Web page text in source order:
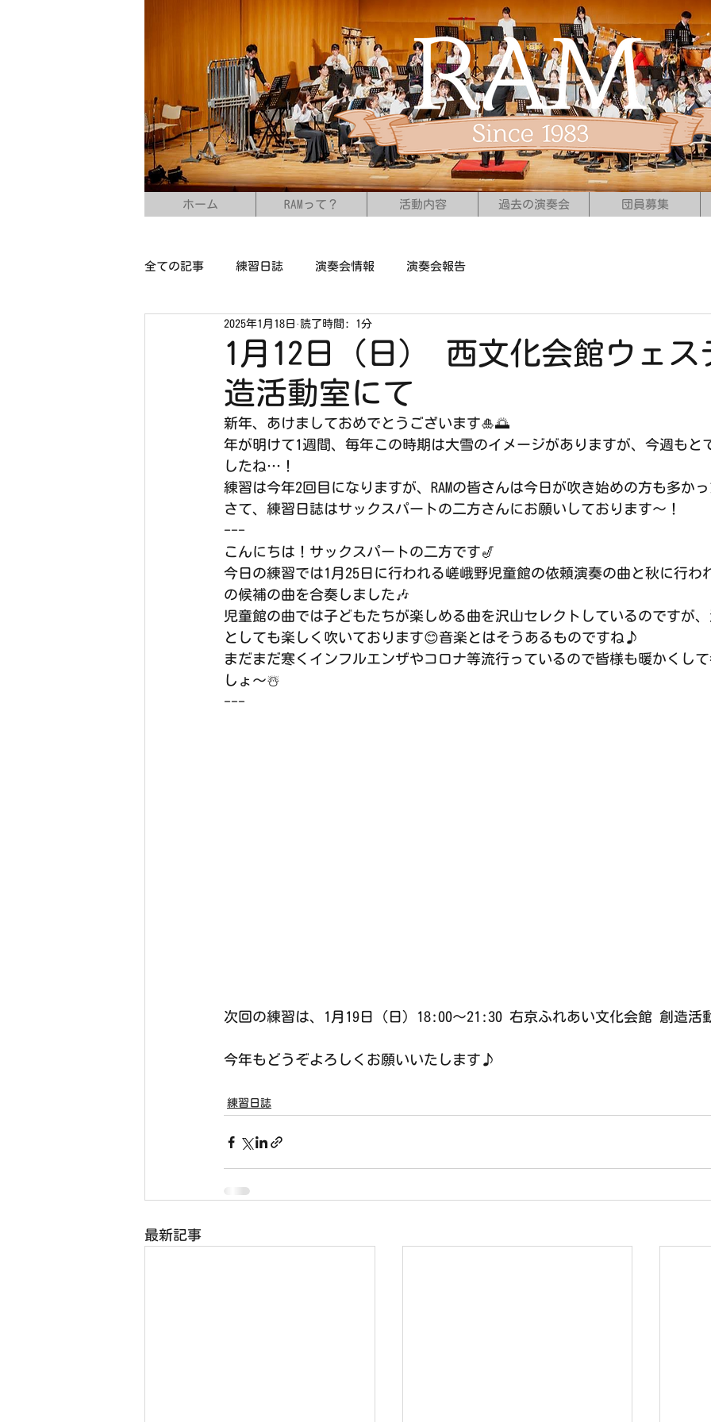
ホーム RAMって？ 活動内容 過去の演奏会 団員募集
全ての記事 練習日誌 演奏会情報 演奏会報告
1月12日（日） 西文化会館ウェス
造活動室にて
2025年1月18日 読了時間: 1分
新年、あけましておめでとうございます🎍🌅
年が明けて1週間、毎年この時期は大雪のイメージがありますが、今週もと
したね…！
練習は今年2回目になりますが、RAMの皆さんは今日が吹き始めの方も多か
さて、練習日誌はサックスパートの二方さんにお願いしております〜！
---
こんにちは！サックスパートの二方です🎷
今日の練習では1月25日に行われる嵯峨野児童館の依頼演奏の曲と秋に行わ
の候補の曲を合奏しました🎶
児童館の曲では子どもたちが楽しめる曲を沢山セレクトしているのですが
としても楽しく吹いております😊音楽とはそうあるものですね♪
まだまだ寒くインフルエンザやコロナ等流行っているので皆様も暖かくし
しょ〜☃️
---
次回の練習は、1月19日（日）18:00〜21:30 右京ふれあい文化会館 創造活
今年もどうぞよろしくお願いいたします♪
練習日誌
最新記事